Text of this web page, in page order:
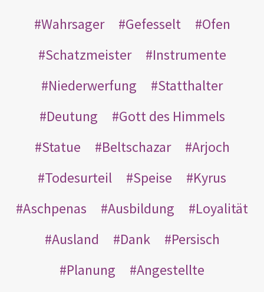
Wahrsager
Gefesselt
Ofen
Schatzmeister
Instrumente
Niederwerfung
Statthalter
Deutung
Gott des Himmels
Statue
Beltschazar
Arjoch
Todesurteil
Speise
Kyrus
Aschpenas
Ausbildung
Loyalität
Ausland
Dank
Persisch
Planung
Angestellte